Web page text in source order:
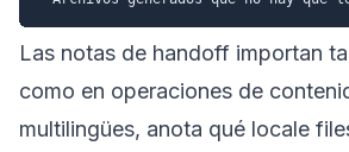
Las notas de handoff importan
como en operaciones de
multilingües, anota qué locale